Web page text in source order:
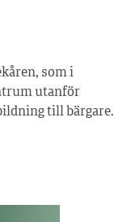
som i
utanför
till bärgare.